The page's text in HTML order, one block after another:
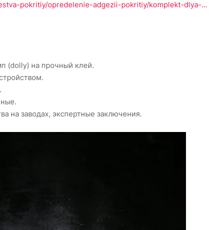
pokritiy/opredelenie-adgezii-pokritiy/komplekt-dlya-...
(dolly) на прочный клей.
на заводах, экспертные заключения.